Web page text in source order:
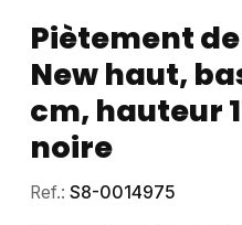
Piètement
New haut,
cm, hauteur
noire
Ref.: S8-0014975